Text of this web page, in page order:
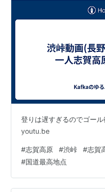
登りは遅すぎるのでゴール
youtu.be
#志賀高原 #渋峠 #志賀
#国道最高地点